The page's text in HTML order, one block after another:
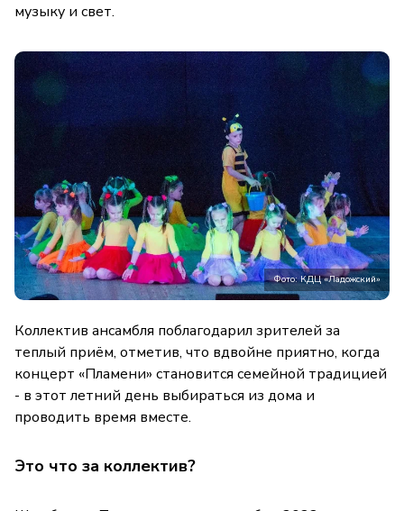
музыку и свет.
Фото: КДЦ «Ладожский»
Коллектив ансамбля поблагодарил зрителей за
теплый приём, отметив, что вдвойне приятно, когда
концерт «Пламени» становится семейной традицией
- в этот летний день выбираться из дома и
проводить время вместе.
Это что за коллектив?